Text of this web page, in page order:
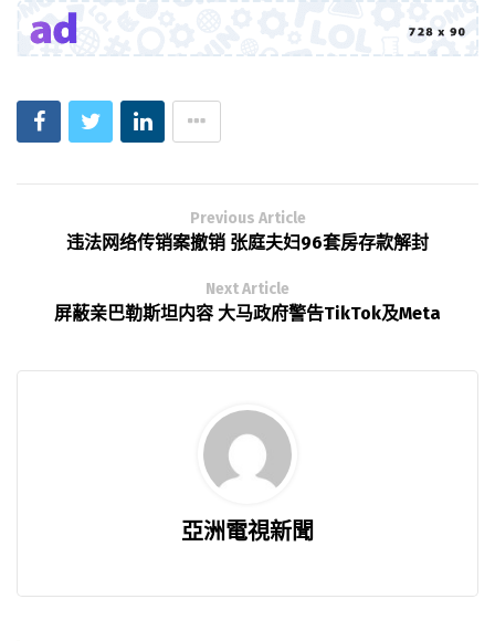
Previous Article
违法网络传销案撤销 张庭夫妇96套房存款解封
Next Article
屏蔽亲巴勒斯坦内容 大马政府警告TikTok及Meta
亞洲電視新聞